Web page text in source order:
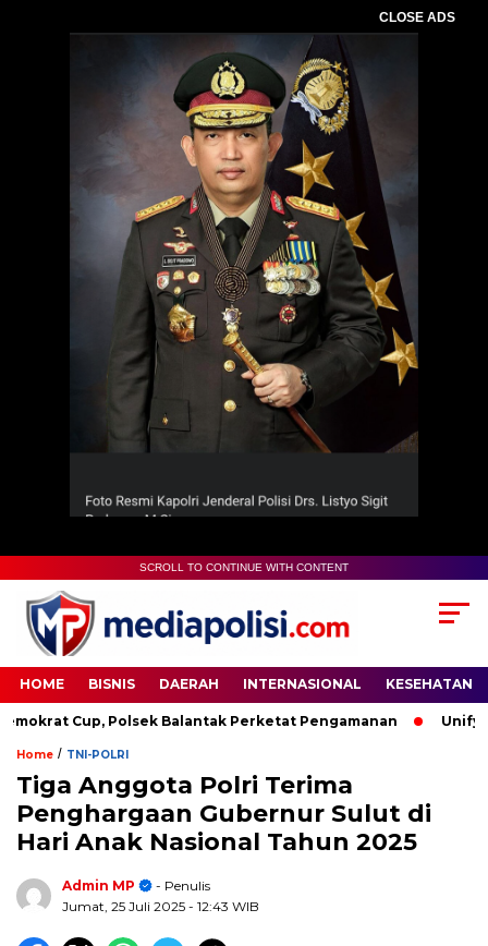
CLOSE ADS
SCROLL TO CONTINUE WITH CONTENT
HOME BISNIS DAERAH INTERNASIONAL KESEHATAN
Cup, Polsek Balantak Perketat Pengamanan Unifying
Home / TNI-POLRI
Tiga Anggota Polri Terima
Penghargaan Gubernur Sulut di
Hari Anak Nasional Tahun 2025
Admin MP
- Penulis
Jumat, 25 Juli 2025 - 12:43 WIB